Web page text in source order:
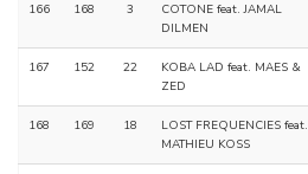
166 168 3
COTONE feat. JAMAL
DILMEN
167 152 22
KOBA LAD feat. MAES &
ZED
168 169 18
LOST FREQUENCIES feat.
MATHIEU KOSS